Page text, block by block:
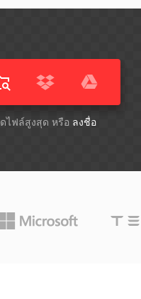
ไฟล์สูงสุด หรือ ลงชื่อ